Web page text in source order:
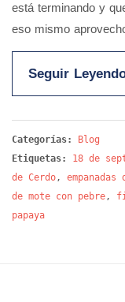
está terminando y
eso mismo
Seguir
Categorías:
Blog
Etiquetas:
18 de
de Cerdo, empanadas
de mote con pebre,
papaya